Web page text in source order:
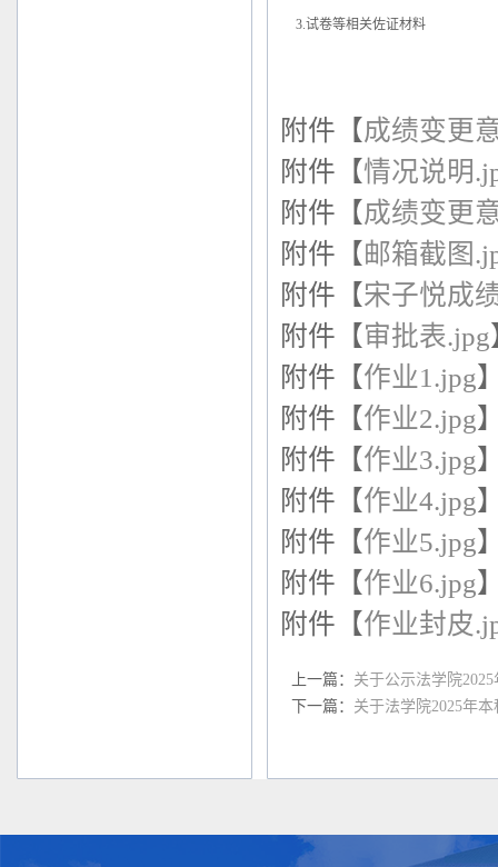
3.试卷等相关佐证材料
附件【成绩变更
附件【情况说明
附件【成绩变更
附件【邮箱截图
附件【宋子悦成
附件【审批表.jpg
附件【作业1.jpg
附件【作业2.jpg
附件【作业3.jpg
附件【作业4.jpg
附件【作业5.jpg
附件【作业6.jpg
附件【作业封皮
上一篇： 关于公示法学院
下一篇： 关于法学院2025年